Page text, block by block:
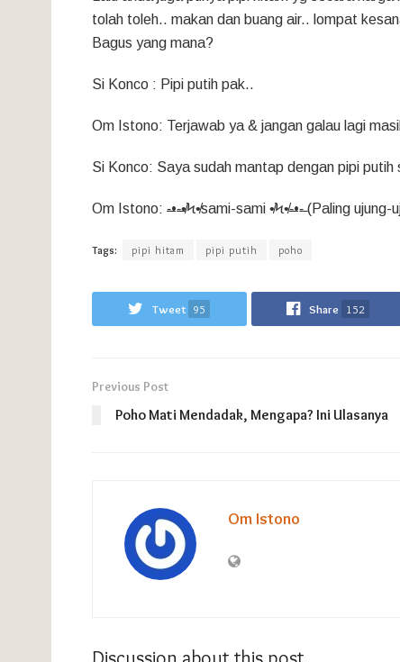
tolah toleh.. makan dan buang air.. lompat
Bagus yang mana?
Si Konco : Pipi putih pak..
Om Istono: Terjawab ya & jangan galau lagi
Si Konco: Saya sudah mantap dengan pipi
Om Istono: -̶̶•-̶̶•̸Ϟ•̸sami-sami •̸Ϟ•̸-̶̶•-̶ (Paling
Tags: pipi hitam pipi putih poho
Tweet 95 Share 152
Previous Post
Poho Mati Mendadak, Mengapa? Ini Ulasanya
Om Istono